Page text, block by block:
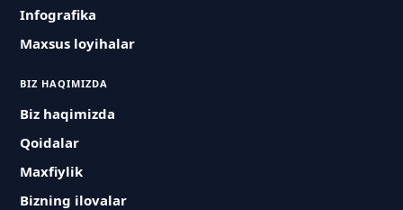
Infografika
Maxsus loyihalar
BIZ HAQIMIZDA
Biz haqimizda
Qoidalar
Maxfiylik
Bizning ilovalar